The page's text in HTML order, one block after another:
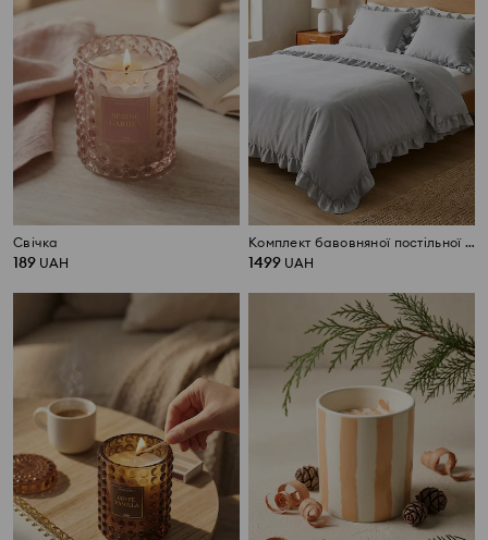
Свічка
189 UAH
Комплект бавовняної постільної білизни
1499 UAH